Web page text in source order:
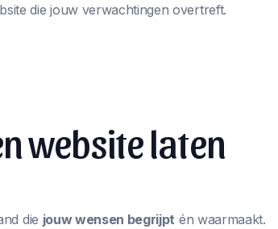
die jouw verwachtingen overtreft.
website laten
die jouw wensen begrijpt én waarmaakt.